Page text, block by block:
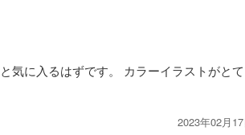
気に入るはずです。 カラーイラストがとて
2023年02月17